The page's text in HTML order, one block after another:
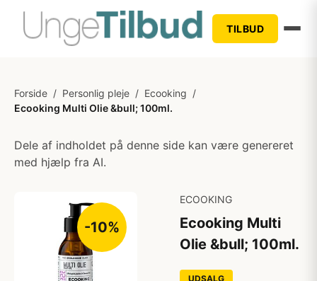
TILBUD
Forside / Personlig pleje / Ecooking /
Ecooking Multi Olie &bull; 100ml.
Dele af indholdet på denne side kan være genereret
med hjælp fra AI.
-10%
ECOOKING
Ecooking Multi
Olie &bull; 100ml.
UDSALG